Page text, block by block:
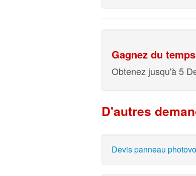
Gagnez du
Obtenez jusqu'à 5
D'autres
Devis panneau